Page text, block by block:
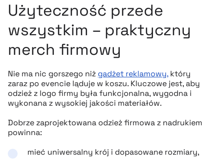
Użyteczność przede
wszystkim – praktyczny
merch firmowy
Nie ma nic gorszego niż gadżet reklamowy, który
zaraz po evencie ląduje w koszu. Kluczowe jest, aby
odzież z logo firmy była funkcjonalna, wygodna i
wykonana z wysokiej jakości materiałów.
Dobrze zaprojektowana odzież firmowa z nadrukiem
powinna:
mieć uniwersalny krój i dopasowane rozmiary,